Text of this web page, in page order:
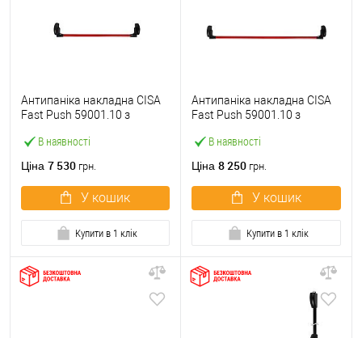
В наявності
Антипаніка накладна CISA
Fast Push 59001.10 з
червона
Ціна 7 530 грн.
У кошик
Купити в 1 клік
В наявності
Антипаніка накладна CISA
Fast Push 59001.10 з
мм червона
Ціна 8 250 грн.
У кошик
Купити в 1 клік